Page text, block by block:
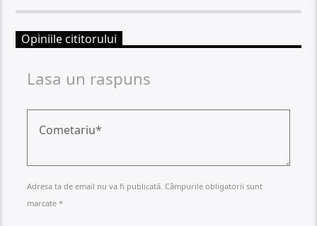
Opiniile cititorului
Lasa un raspuns
Adresa ta de email nu va fi publicată. Câmpurile obligatorii sunt
marcate *